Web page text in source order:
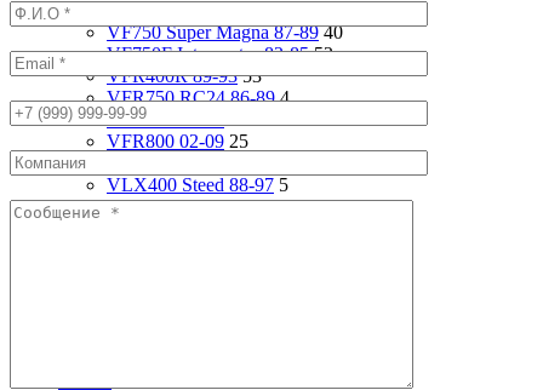
VF750 Super Magna 87-89 40
VF750F Interceptor 82-85 52
VFR400R 89-93 53
VFR750 RC24 86-89 4
VFR750 94-97
VFR800 02-09 25
VLX400 Steed 88-97 5
VRX400 95-96 17